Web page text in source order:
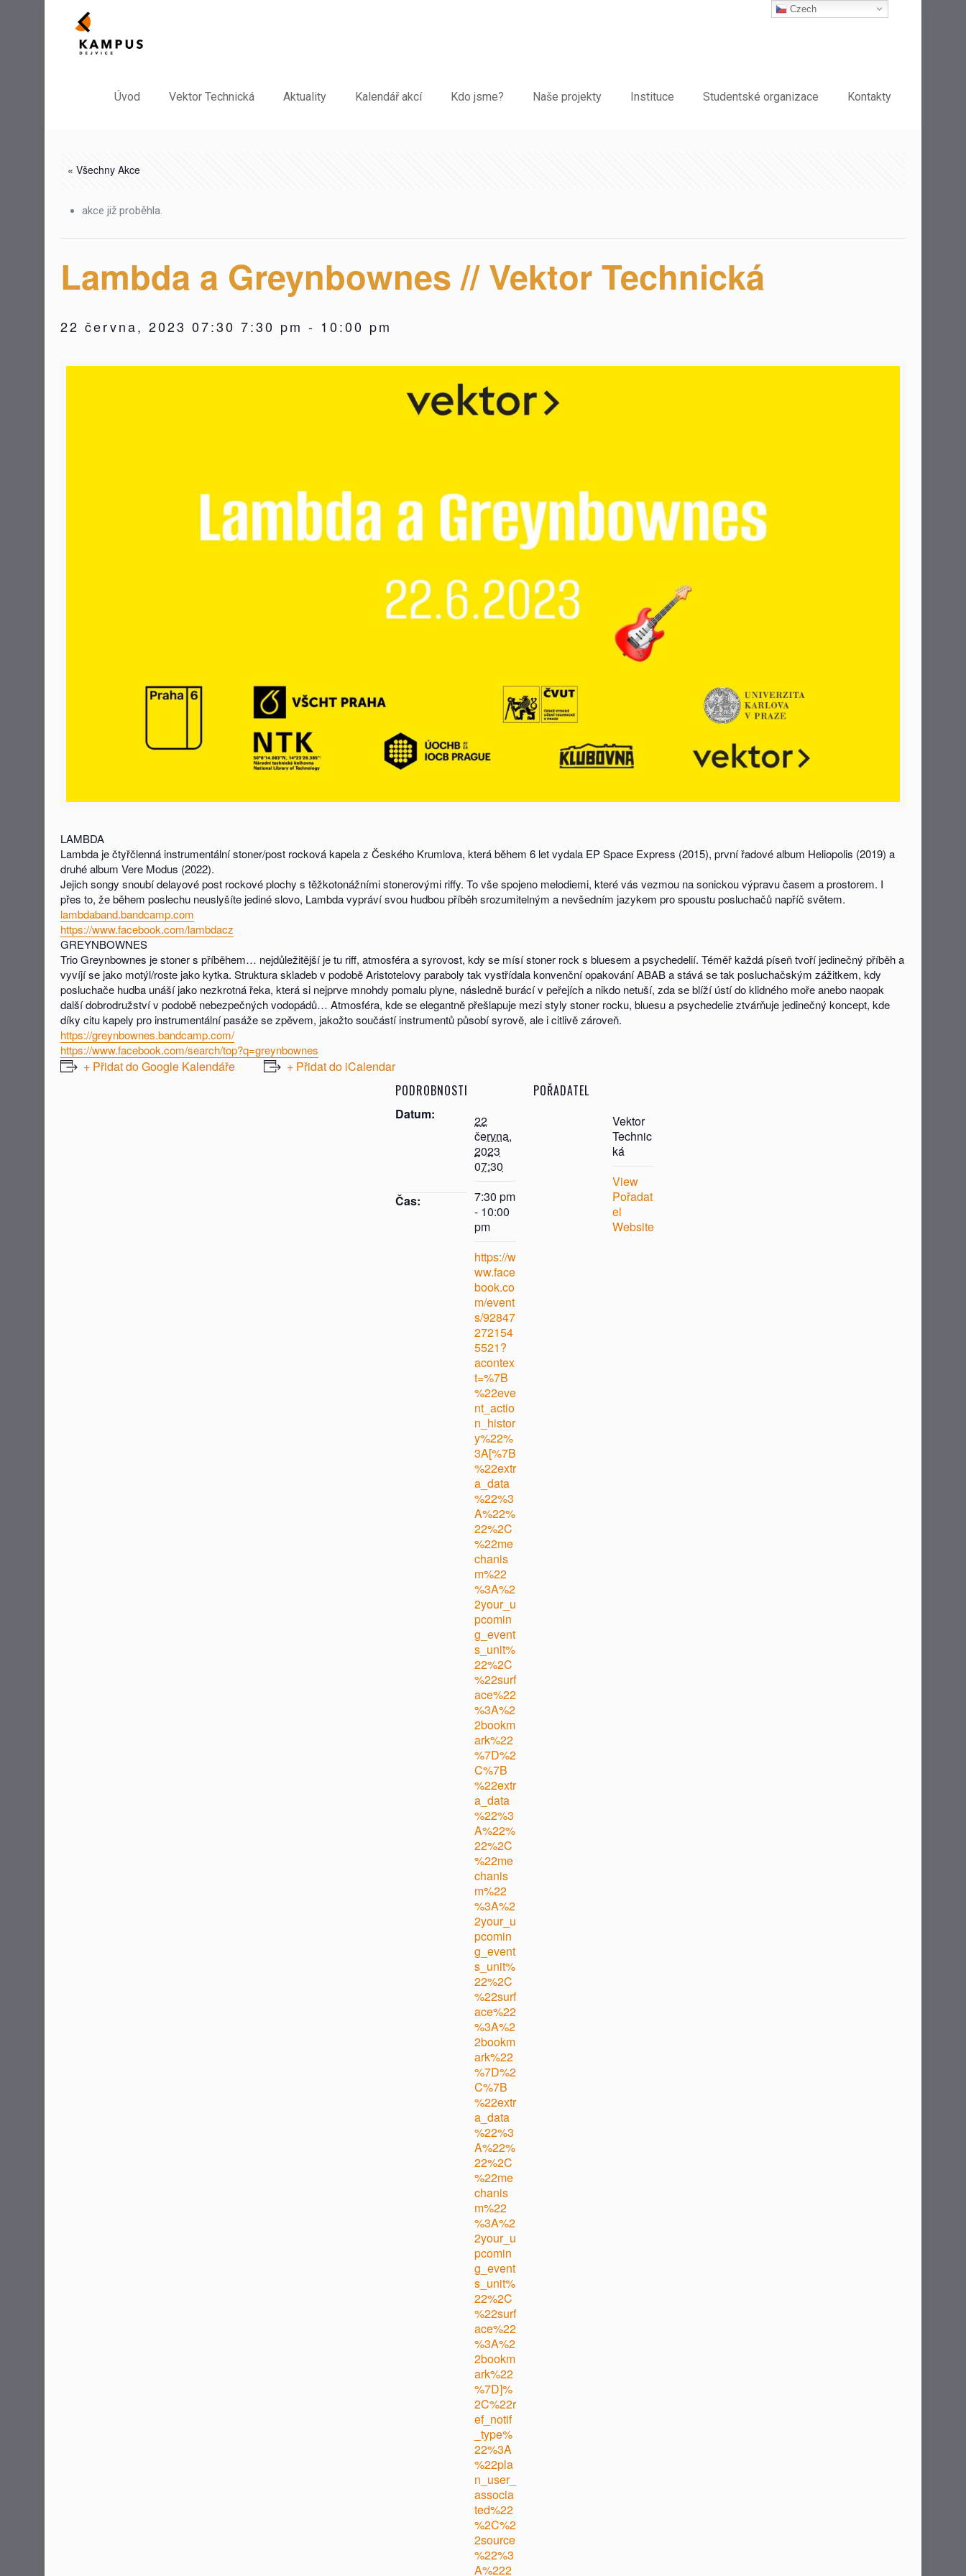
Úvod Vektor Technická Aktuality Kalendář akcí Kdo jsme? Naše projekty Instituce Studentské organizace Kontakty
« Všechny Akce
akce již proběhla.
Lambda a Greynbownes // Vektor Technická
22 června, 2023 07:30 7:30 pm - 10:00 pm
LAMBDA
Lambda je čtyřčlenná instrumentální stoner/post rocková kapela z Českého Krumlova, která během 6 let vydala EP Space Express (2015), první řadové album Heliopolis (2019) a
druhé album Vere Modus (2022).
Jejich songy snoubí delayové post rockové plochy s těžkotonážními stonerovými riffy. To vše spojeno melodiemi, které vás vezmou na sonickou výpravu časem a prostorem. I
přes to, že během poslechu neuslyšíte jediné slovo, Lambda vypráví svou hudbou příběh srozumitelným a nevšedním jazykem pro spoustu posluchačů napříč světem.
lambdaband.bandcamp.com
https://www.facebook.com/lambdacz
GREYNBOWNES
Trio Greynbownes je stoner s příběhem… nejdůležitější je tu riff, atmosféra a syrovost, kdy se mísí stoner rock s bluesem a psychedelií. Téměř každá píseň tvoří jedinečný příběh a
vyvíjí se jako motýl/roste jako kytka. Struktura skladeb v podobě Aristotelovy paraboly tak vystřídala konvenční opakování ABAB a stává se tak posluchačským zážitkem, kdy
posluchače hudba unáší jako nezkrotná řeka, která si nejprve mnohdy pomalu plyne, následně burácí v peřejích a nikdo netuší, zda se blíží ústí do klidného moře anebo naopak
další dobrodružství v podobě nebezpečných vodopádů… Atmosféra, kde se elegantně přešlapuje mezi styly stoner rocku, bluesu a psychedelie ztvárňuje jedinečný koncept, kde
díky citu kapely pro instrumentální pasáže se zpěvem, jakožto součástí instrumentů působí syrově, ale i citlivě zároveň.
https://greynbownes.bandcamp.com/
https://www.facebook.com/search/top?q=greynbownes
+ Přidat do Google Kalendáře + Přidat do iCalendar
PODROBNOSTI
Datum:
22
června,
2023
07:30
Čas:
7:30 pm
- 10:00
pm
https://w
ww.face
book.co
m/event
s/92847
272154
5521?
acontex
t=%7B
%22eve
nt_actio
n_histor
y%22%
3A[%7B
%22extr
a_data
%22%3
A%22%
22%2C
%22me
chanis
m%22
%3A%2
2your_u
pcomin
g_event
s_unit%
22%2C
%22surf
ace%22
%3A%2
2bookm
ark%22
%7D%2
C%7B
%22extr
a_data
%22%3
A%22%
22%2C
%22me
chanis
m%22
%3A%2
2your_u
pcomin
g_event
s_unit%
22%2C
%22surf
ace%22
%3A%2
2bookm
ark%22
%7D%2
C%7B
%22extr
a_data
%22%3
A%22%
22%2C
%22me
chanis
m%22
%3A%2
2your_u
pcomin
g_event
s_unit%
22%2C
%22surf
ace%22
%3A%2
2bookm
ark%22
%7D]%
2C%22r
ef_notif
_type%
22%3A
%22pla
n_user_
associa
ted%22
%2C%2
2source
%22%3
A%222
POŘADATEL
Vektor
Technic
ká
View
Pořadat
el
Website
Czech